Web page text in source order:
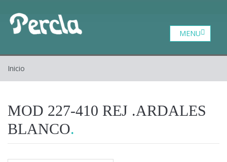
Inicio
MOD 227-410 REJ .ARDALES
BLANCO